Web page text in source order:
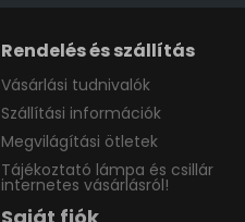
Rendelés és szállítás
Vásárlási tudnivalók
Szállítási információk
Megvilágítási ötletek
Tájékoztató lámpa és csillár
internetes vásárlásról!